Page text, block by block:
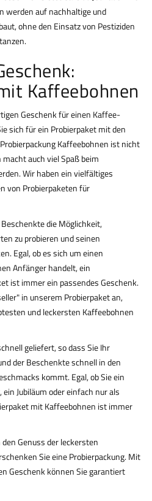
werden auf nachhaltige und
ohne den Einsatz von Pestiziden
Kaffeebohnen
Geschenk für einen Kaffee-
sich für ein Probierpaket mit den
Kaffeebohnen ist nicht
auch viel Spaß beim
Wir haben ein vielfältiges
von Probierpaketen für
die Möglichkeit,
zu probieren und seinen
Egal, ob es sich um einen
Anfänger handelt, ein
ist immer ein passendes Geschenk.
in unserem Probierpaket an,
und leckersten Kaffeebohnen
geliefert, so dass Sie Ihr
der Beschenkte schnell in den
kommt. Egal, ob Sie ein
Jubiläum oder einfach nur als
mit Kaffeebohnen ist immer
Genuss der leckersten
Sie eine Probierpackung. Mit
Geschenk können Sie garantiert